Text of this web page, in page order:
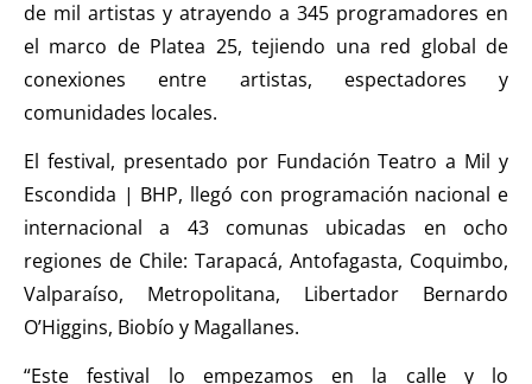
de mil artistas y atrayendo a 345 programadores en
el marco de Platea 25, tejiendo una red global de
conexiones entre artistas, espectadores y
comunidades locales.
El festival, presentado por Fundación Teatro a Mil y
Escondida | BHP, llegó con programación nacional e
internacional a 43 comunas ubicadas en ocho
regiones de Chile: Tarapacá, Antofagasta, Coquimbo,
Valparaíso, Metropolitana, Libertador Bernardo
O’Higgins, Biobío y Magallanes.
“Este festival lo empezamos en la calle y lo